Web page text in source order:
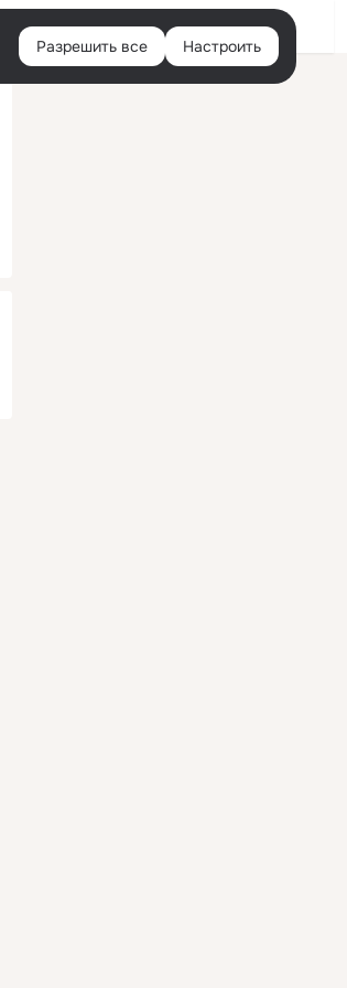
Войти
Разрешить все Настроить